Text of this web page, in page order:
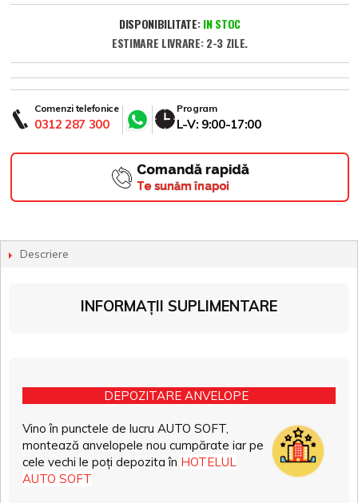
DISPONIBILITATE: IN STOC
ESTIMARE LIVRARE: 2-3 ZILE.
Comenzi telefonice
0312 287 300
Program
L-V: 9:00-17:00
Comandă rapidă
Te sunăm înapoi
Descriere
INFORMAȚII SUPLIMENTARE
DEPOZITARE ANVELOPE
Vino în punctele de lucru AUTO SOFT,
montează anvelopele nou cumpărate iar pe
cele vechi le poți depozita în HOTELUL
AUTO SOFT